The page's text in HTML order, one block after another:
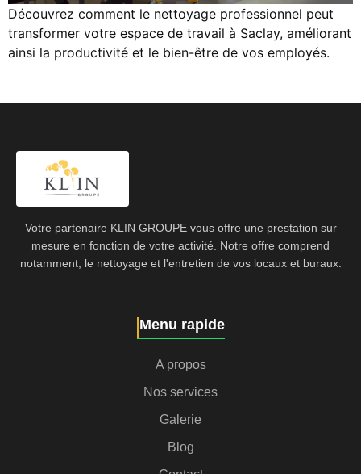
Découvrez comment le nettoyage professionnel peut
transformer votre espace de travail à Saclay, améliorant
ainsi la productivité et le bien-être de vos employés.
Votre partenaire KLIN GROUPE vous offre une prestation sur
mesure en fonction de votre activité. Notre offre comprend
notamment, le nettoyage et l'entretien de vos locaux et buraux.
Menu rapide
A propos
Nos services
Galerie
Blog